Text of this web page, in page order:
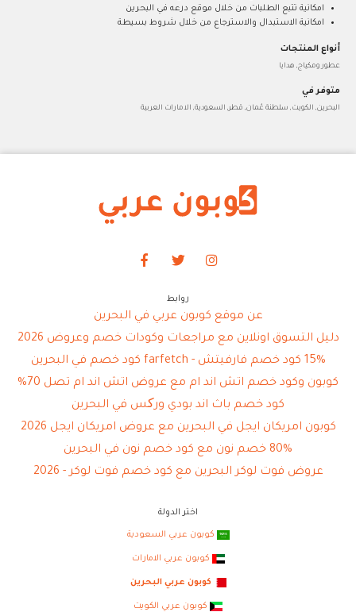
امكانية تتبع الطلبات من خلال موقع درعه في البحرين
امكانية الاستبدال والاسترجاع من خلال شروط بسيطة
أنواع المنتجات
عطور ومكياج, هدايا
متوفر في
البحرين, الكويت, سلطنة عُمان, قطر, السعودية, الامارات العربية
روابط
عن موقع كوبون عربي في البحرين
دليل التسوق اونلاين مع مراجعات وكودات خصم وعروض 2026
15% كود خصم فارفيتش - farfetch كود خصم في البحرين
كوبون وكود خصم اتش اند ام مع عروض اتش اند ام تصل 70%
كود خصم باث اند بودي ورکس في البحرين
كوبون امريكان ايجل في البحرين مع عروض امريكان ايجل 2026
80% خصم نون مع كود خصم نون في البحرين
عروض فوت لوكر البحرين مع كود خصم فوت لوكر - 2026
اختر الدولة
كوبون عربي السعودية
كوبون عربي الامارات
كوبون عربي البحرين
كوبون عربي الكويت